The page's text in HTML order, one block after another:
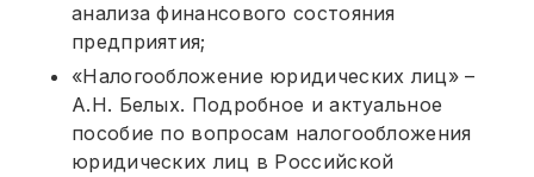
анализа финансового состояния
предприятия;
«Налогообложение юридических лиц» –
А.Н. Белых. Подробное и актуальное
пособие по вопросам налогообложения
юридических лиц в Российской